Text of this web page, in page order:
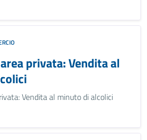
privata: Vendita al
Vendita al minuto di alcolici